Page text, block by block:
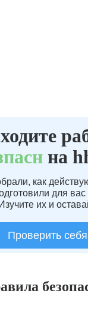
паснна
как
для
их и
Проверить себя